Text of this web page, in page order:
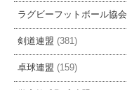
ラグビーフットボール協会
剣道連盟 (381)
卓球連盟 (159)